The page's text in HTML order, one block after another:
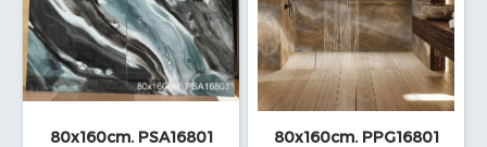
80x160cm. PSA16801 80x160cm. PPG16801